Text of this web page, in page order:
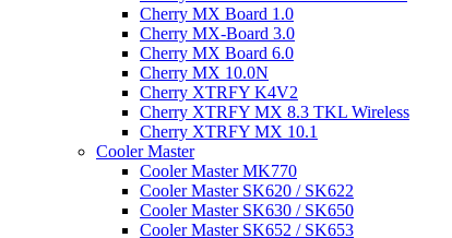
Cherry MX Board 1.0
Cherry MX-Board 3.0
Cherry MX Board 6.0
Cherry MX 10.0N
Cherry XTRFY K4V2
Cherry XTRFY MX 8.3 TKL Wireless
Cherry XTRFY MX 10.1
Cooler Master
Cooler Master MK770
Cooler Master SK620 / SK622
Cooler Master SK630 / SK650
Cooler Master SK652 / SK653